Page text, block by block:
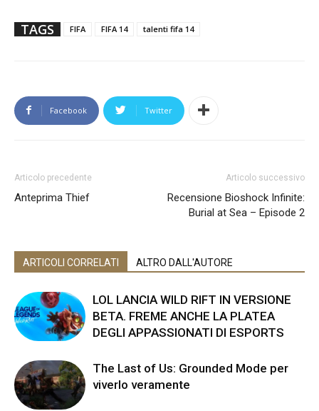
TAGS FIFA FIFA 14 talenti fifa 14
Facebook Twitter
Articolo precedente
Anteprima Thief
Articolo successivo
Recensione Bioshock Infinite:
Burial at Sea – Episode 2
ARTICOLI CORRELATI ALTRO DALL'AUTORE
LOL LANCIA WILD RIFT IN VERSIONE
BETA. FREME ANCHE LA PLATEA
DEGLI APPASSIONATI DI ESPORTS
The Last of Us: Grounded Mode per
viverlo veramente